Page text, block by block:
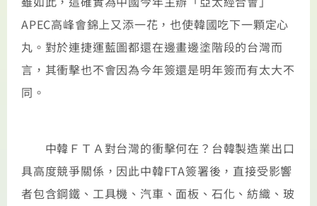
APEC高峰會錦上又添一花，也使韓國吃下一顆定心
丸。對於連捷運藍圖都還在邊畫邊塗階段的台灣而
言，其衝擊也不會因為今年簽還是明年簽而有太大不
同。
中韓ＦＴＡ對台灣的衝擊何在？台韓製造業出口
具高度競爭關係，因此中韓FTA簽署後，直接受影響
者包含鋼鐵、工具機、汽車、面板、石化、紡織、玻